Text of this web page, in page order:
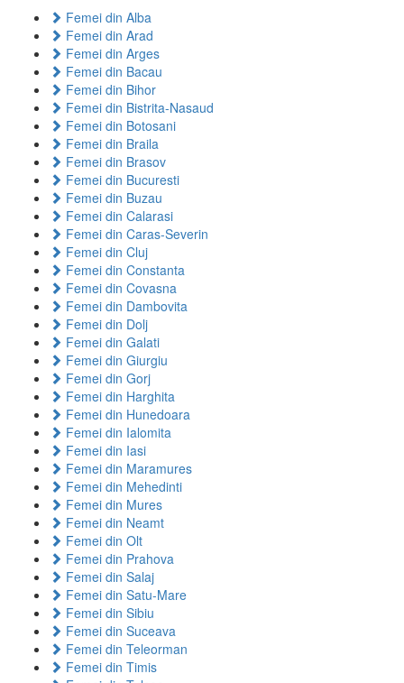
Femei din Alba
Femei din Arad
Femei din Arges
Femei din Bacau
Femei din Bihor
Femei din Bistrita-Nasaud
Femei din Botosani
Femei din Braila
Femei din Brasov
Femei din Bucuresti
Femei din Buzau
Femei din Calarasi
Femei din Caras-Severin
Femei din Cluj
Femei din Constanta
Femei din Covasna
Femei din Dambovita
Femei din Dolj
Femei din Galati
Femei din Giurgiu
Femei din Gorj
Femei din Harghita
Femei din Hunedoara
Femei din Ialomita
Femei din Iasi
Femei din Maramures
Femei din Mehedinti
Femei din Mures
Femei din Neamt
Femei din Olt
Femei din Prahova
Femei din Salaj
Femei din Satu-Mare
Femei din Sibiu
Femei din Suceava
Femei din Teleorman
Femei din Timis